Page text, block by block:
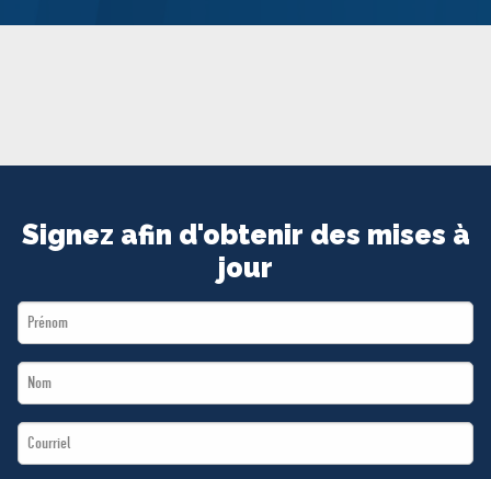
Signez afin d'obtenir des mises à
jour
First
Name
Last
Name
Email
*